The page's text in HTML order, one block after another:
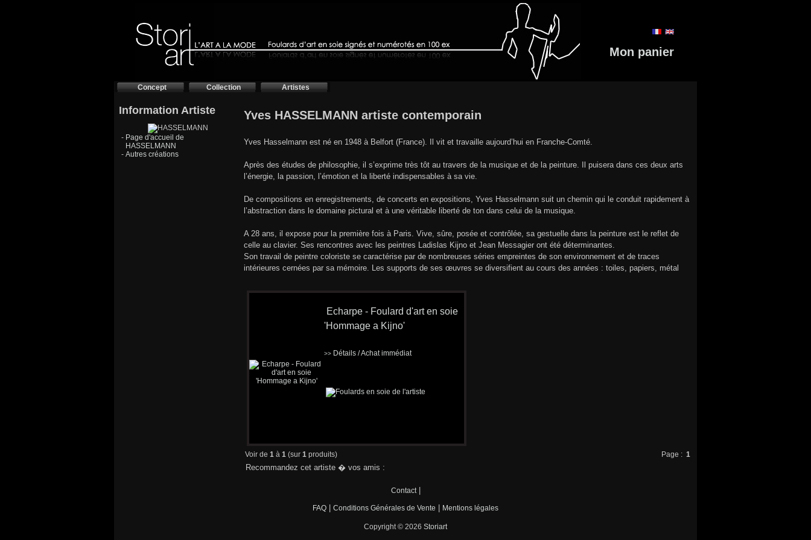
Mon panier
Concept Collection Artistes
Information Artiste
- Page d'accueil de
HASSELMANN
- Autres créations
Yves HASSELMANN artiste contemporain
Yves Hasselmann est né en 1948 à Belfort (France). Il vit et travaille aujourd’hui en Franche-Comté.
Après des études de philosophie, il s’exprime très tôt au travers de la musique et de la peinture. Il puisera dans ces deux arts
l’énergie, la passion, l’émotion et la liberté indispensables à sa vie.
De compositions en enregistrements, de concerts en expositions, Yves Hasselmann suit un chemin qui le conduit rapidement à
l’abstraction dans le domaine pictural et à une véritable liberté de ton dans celui de la musique.
A 28 ans, il expose pour la première fois à Paris. Vive, sûre, posée et contrôlée, sa gestuelle dans la peinture est le reflet de
celle au clavier. Ses rencontres avec les peintres Ladislas Kijno et Jean Messagier ont été déterminantes.
Son travail de peintre coloriste se caractérise par de nombreuses séries empreintes de son environnement et de traces
intérieures cernées par sa mémoire. Les supports de ses œuvres se diversifient au cours des années : toiles, papiers, métal
Echarpe - Foulard d'art en soie
'Hommage a Kijno'
>> Détails / Achat immédiat
Voir de 1 à 1 (sur 1 produits) Page : 1
Recommandez cet artiste � vos amis :
Contact|
FAQ Conditions Générales de Vente Mentions légales
Copyright © 2026 Storiart